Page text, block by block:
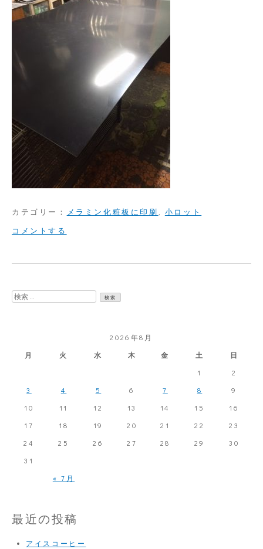
カテゴリー： メラミン化粧板に印刷, 小ロット
コメントする
メ
ン
ク
ー
検
2026年8月
月
火 水 木 金 土 日
« 7月
1
2
3
4 5 6 7 8
9
10
11 12 13 14 15
16
17
18 19 20 21 22
23
24
25 26 27 28 29
30
31
最近の投稿
アイスコーヒー